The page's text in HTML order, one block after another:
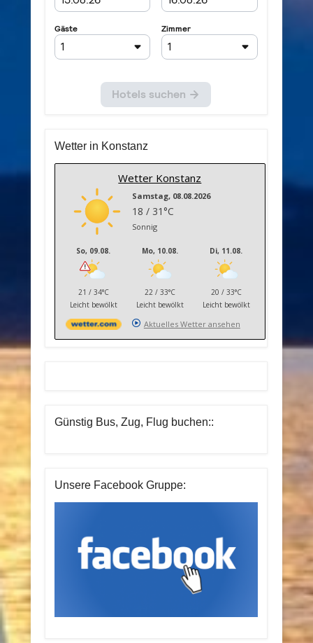
Wetter in Konstanz
Wetter Konstanz
Samstag, 08.08.2026
18 / 31°C
Sonnig
So, 09.08.
21 / 34°C
Leicht bewölkt
Mo, 10.08.
22 / 33°C
Leicht bewölkt
Di, 11.08.
20 / 33°C
Leicht bewölkt
Aktuelles Wetter ansehen
Günstig Bus, Zug, Flug buchen::
Unsere Facebook Gruppe: